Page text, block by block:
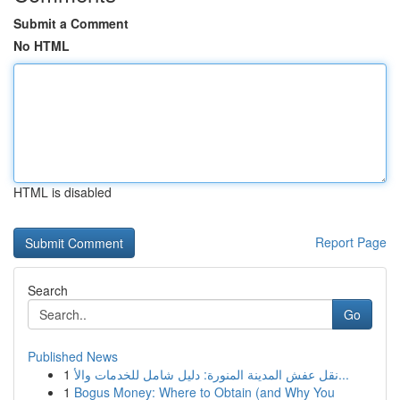
Submit a Comment
No HTML
HTML is disabled
Report Page
Search
Go
Published News
1
نقل عفش المدينة المنورة: دليل شامل للخدمات والأ...
1 Bogus Money: Where to Obtain (and Why You